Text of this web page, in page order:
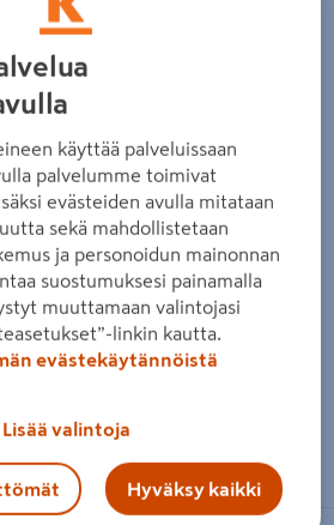
sormilla kosketusnäytöllä
käyttää palveluissaan
palvelumme toimivat
evästeiden avulla mitataan
sekä mahdollistetaan
ja personoidun mainonnan
suostumuksesi painamalla
muuttamaan valintojasi
linkin kautta.
evästekäytännöistä
Lisää valintoja
Hyväksy kaikki